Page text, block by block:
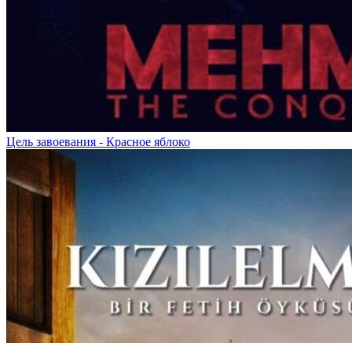
Цель завоевания - Красное яблоко